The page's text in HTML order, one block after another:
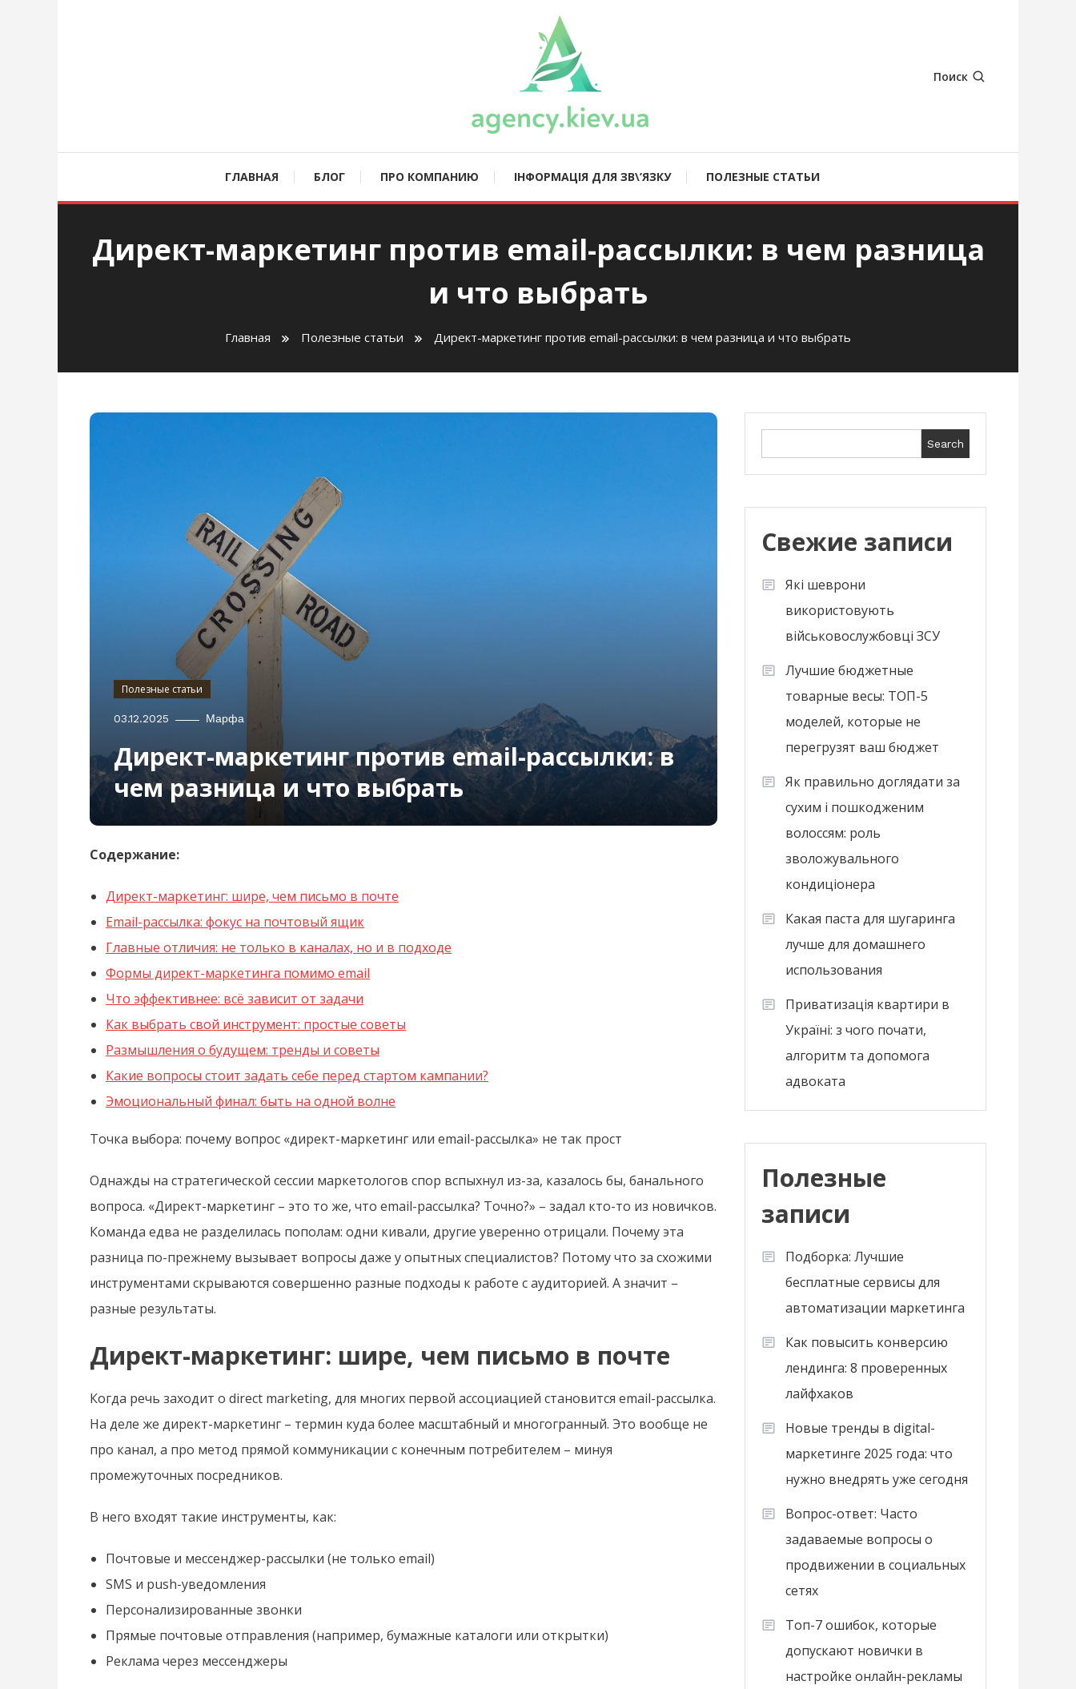
agency.kiev.ua
Поиск
ГЛАВНАЯ БЛОГ ПРО КОМПАНИЮ ІНФОРМАЦІЯ ДЛЯ ЗВ\’ЯЗКУ ПОЛЕЗНЫЕ СТАТЬИ
Директ-маркетинг против email-рассылки: в чем разница
и что выбрать
Главная Полезные статьи Директ-маркетинг против email-рассылки: в чем разница и что выбрать
Полезные статьи
03.12.2025 Марфа
Директ-маркетинг против email-рассылки: в
чем разница и что выбрать
Содержание:
Директ-маркетинг: шире, чем письмо в почте
Email-рассылка: фокус на почтовый ящик
Главные отличия: не только в каналах, но и в подходе
Формы директ-маркетинга помимо email
Что эффективнее: всё зависит от задачи
Как выбрать свой инструмент: простые советы
Размышления о будущем: тренды и советы
Какие вопросы стоит задать себе перед стартом кампании?
Эмоциональный финал: быть на одной волне
Точка выбора: почему вопрос «директ-маркетинг или email-рассылка» не так прост
Однажды на стратегической сессии маркетологов спор вспыхнул из-за, казалось бы, банального
вопроса. «Директ-маркетинг – это то же, что email-рассылка? Точно?» – задал кто-то из новичков.
Команда едва не разделилась пополам: одни кивали, другие уверенно отрицали. Почему эта
разница по-прежнему вызывает вопросы даже у опытных специалистов? Потому что за схожими
инструментами скрываются совершенно разные подходы к работе с аудиторией. А значит –
разные результаты.
Директ-маркетинг: шире, чем письмо в почте
Когда речь заходит о direct marketing, для многих первой ассоциацией становится email-рассылка.
На деле же директ-маркетинг – термин куда более масштабный и многогранный. Это вообще не
про канал, а про метод прямой коммуникации с конечным потребителем – минуя
промежуточных посредников.
В него входят такие инструменты, как:
Почтовые и мессенджер-рассылки (не только email)
SMS и push-уведомления
Персонализированные звонки
Прямые почтовые отправления (например, бумажные каталоги или открытки)
Реклама через мессенджеры
Search
Свежие записи
Які шеврони
використовують
військовослужбовці ЗСУ
Лучшие бюджетные
товарные весы: ТОП-5
моделей, которые не
перегрузят ваш бюджет
Як правильно доглядати за
сухим і пошкодженим
волоссям: роль
зволожувального
кондиціонера
Какая паста для шугаринга
лучше для домашнего
использования
Приватизація квартири в
Україні: з чого почати,
алгоритм та допомога
адвоката
Полезные
записи
Подборка: Лучшие
бесплатные сервисы для
автоматизации маркетинга
Как повысить конверсию
лендинга: 8 проверенных
лайфхаков
Новые тренды в digital-
маркетинге 2025 года: что
нужно внедрять уже сегодня
Вопрос-ответ: Часто
задаваемые вопросы о
продвижении в социальных
сетях
Топ-7 ошибок, которые
допускают новички в
настройке онлайн-рекламы